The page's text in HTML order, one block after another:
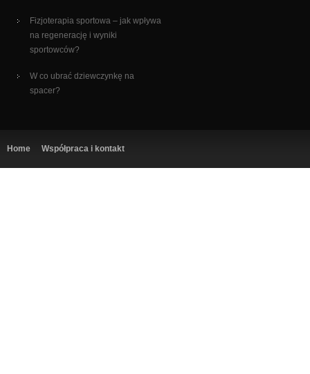
Fizjoterapia sportowa – jak wpływa
na regenerację i wyniki
sportowców?
W co ubrać dziewczynkę na
spacer?
Home Współpraca i kontakt